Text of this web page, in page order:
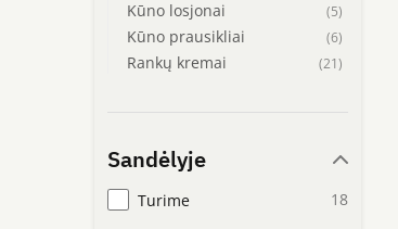
Kūno losjonai (5)
Kūno prausikliai (6)
Rankų kremai (21)
Sandėlyje
Turime 18